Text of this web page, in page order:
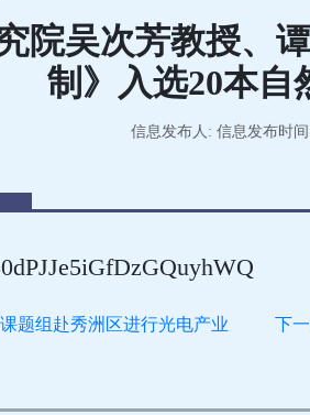
院吴次芳教授、
制》入选20本自
信息发布人: 信息发布时间
题组赴秀洲区进行光电产业
下